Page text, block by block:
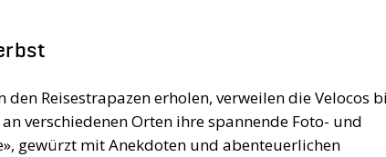
Reisestrapazen erholen, verweilen die Velocos
verschiedenen Orten ihre spannende Foto- und
gewürzt mit Anekdoten und abenteuerlichen